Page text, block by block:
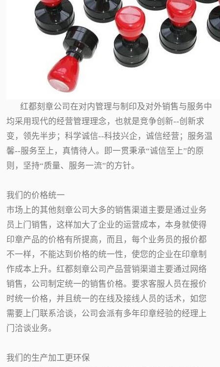
红都刻章公司在对内管理与制印及对外销售与服务中
均采用现代的经营管理理念，也就是竞争创新--创新求
变，领先半步；科学诚信--科技兴企，诚信经营；服务温
馨--服务至上，真情待人。即一贯秉承“诚信至上”的原
则，坚持“质量、服务一流”的方针。
我们的价格统一
市场上的其他刻章公司大多的销售渠道主要是通过业务
员上门销售，这样加大了企业的运营成本，本身就使得
印章产品的价格有所提高，而且，每个业务员的报价都
不一样，不能达到价格的统一性，使您的企业在印章制
作成本上升。红都刻章公司产品营销渠道主要通过网络
销售，公司制定统一的销售价格。要求客服人员在报价
时统一价格，并且统一的在线及接线人员的话术，如您
需要上门联系洽谈，公司会派有多年印章经验的经理上
门洽谈业务。
我们的生产加工更环保